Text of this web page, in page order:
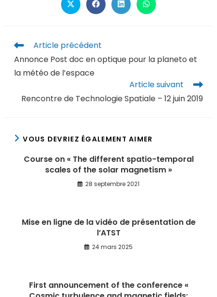
Article précédent
Annonce Post doc en optique pour la planeto et
la météo de l’espace
Article suivant
Rencontre de Technologie Spatiale – 12 juin 2019
VOUS DEVRIEZ ÉGALEMENT AIMER
Course on « The different spatio-temporal
scales of the solar magnetism »
28 septembre 2021
Mise en ligne de la vidéo de présentation de
l’ATST
24 mars 2025
First announcement of the conference «